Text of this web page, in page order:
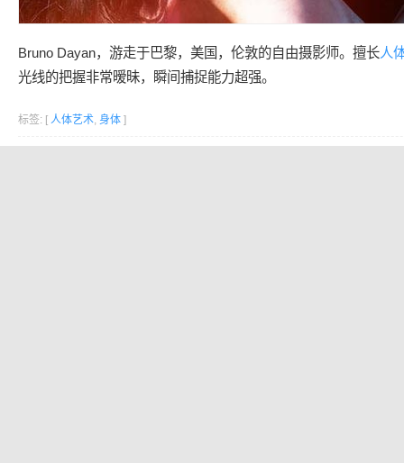
Bruno Dayan，游走于巴黎，美国，伦敦的自由摄影师。擅长人
光线的把握非常暧昧，瞬间捕捉能力超强。
标签: [ 人体艺术, 身体 ]